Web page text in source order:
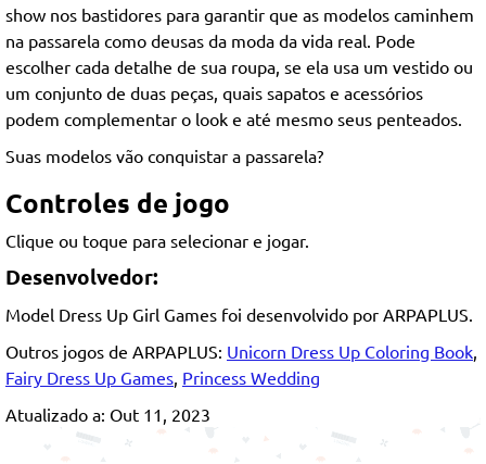
show nos bastidores para garantir que as modelos caminhem
na passarela como deusas da moda da vida real. Pode
escolher cada detalhe de sua roupa, se ela usa um vestido ou
um conjunto de duas peças, quais sapatos e acessórios
podem complementar o look e até mesmo seus penteados.
Suas modelos vão conquistar a passarela?
Controles de jogo
Clique ou toque para selecionar e jogar.
Desenvolvedor:
Model Dress Up Girl Games foi desenvolvido por ARPAPLUS.
Outros jogos de ARPAPLUS: Unicorn Dress Up Coloring Book
Fairy Dress Up Games Princess Wedding
Atualizado a: Out 11, 2023